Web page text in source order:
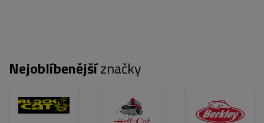
Nejoblíbenějšíznačky